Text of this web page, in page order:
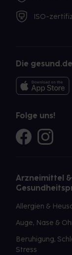
ISO-
Die
Folge uns!
Arzneimittel &
Allergien &
Auge, Nase &
Beruhigung,
Stress